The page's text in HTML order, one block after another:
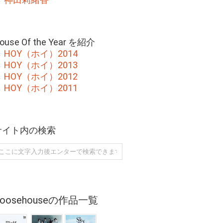
Of the Year を紹介
HOY（ホイ）2014
HOY（ホイ）2013
HOY（ホイ）2012
HOY（ホイ）2011
イト内の検索
の作品一覧